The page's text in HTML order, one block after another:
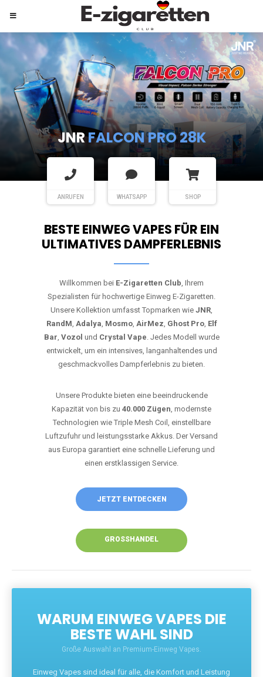
JNRSHISHA HOOKAH MAX
ANRUFEN WHATSAPP SHOP
BESTE EINWEG VAPES FÜR EIN
ULTIMATIVES DAMPFERLEBNIS
Willkommen bei E-Zigaretten Club, Ihrem
Spezialisten für hochwertige Einweg E-Zigaretten.
Unsere Kollektion umfasst Topmarken wie JNR,
RandM, Adalya, Mosmo, AirMez, Ghost Pro, Elf
Bar, Vozol und Crystal Vape. Jedes Modell wurde
entwickelt, um ein intensives, langanhaltendes und
geschmackvolles Dampferlebnis zu bieten.
Unsere Produkte bieten eine beeindruckende
Kapazität von bis zu 40.000 Zügen, modernste
Technologien wie Triple Mesh Coil, einstellbare
Luftzufuhr und leistungsstarke Akkus. Der Versand
aus Europa garantiert eine schnelle Lieferung und
einen erstklassigen Service.
JETZT ENTDECKEN
GROSSHANDEL
WARUM EINWEG VAPES DIE
BESTE WAHL SIND
Große Auswahl an Premium-Einweg Vapes.
Einweg Vapes sind ideal für alle, die Komfort und Leistung